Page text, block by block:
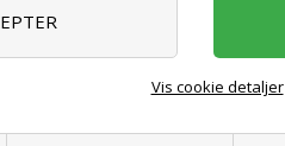
Vis cookie detaljer